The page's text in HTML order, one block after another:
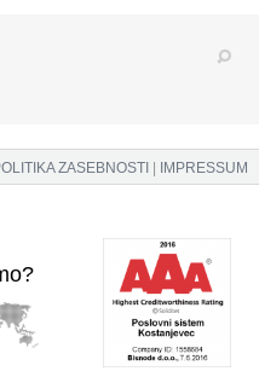
ZASEBNOSTI | IMPRESSUM